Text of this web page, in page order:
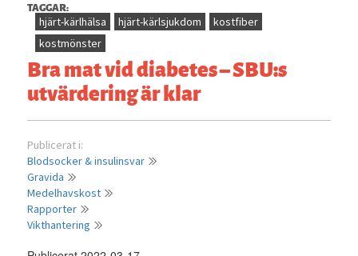
TAGGAR:
hjärt-kärlhälsa hjärt-kärlsjukdom
kostfiber
kostmönster
Bra mat vid diabetes – SBU:s
utvärdering är klar
Publicerat i:
Blodsocker & insulinsvar
Gravida
Medelhavskost
Rapporter
Vikthantering